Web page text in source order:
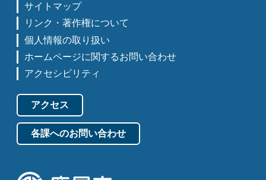
サイトマップ
リンク・著作権について
個人情報の取り扱い
ホームページに関するお問い合わせ
アクセシビリティ
アクセス
各課へのお問い合わせ